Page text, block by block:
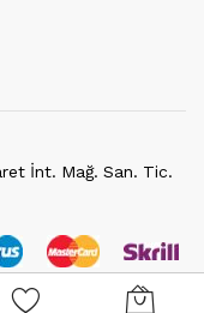
İnt. Mağ. San. Tic.